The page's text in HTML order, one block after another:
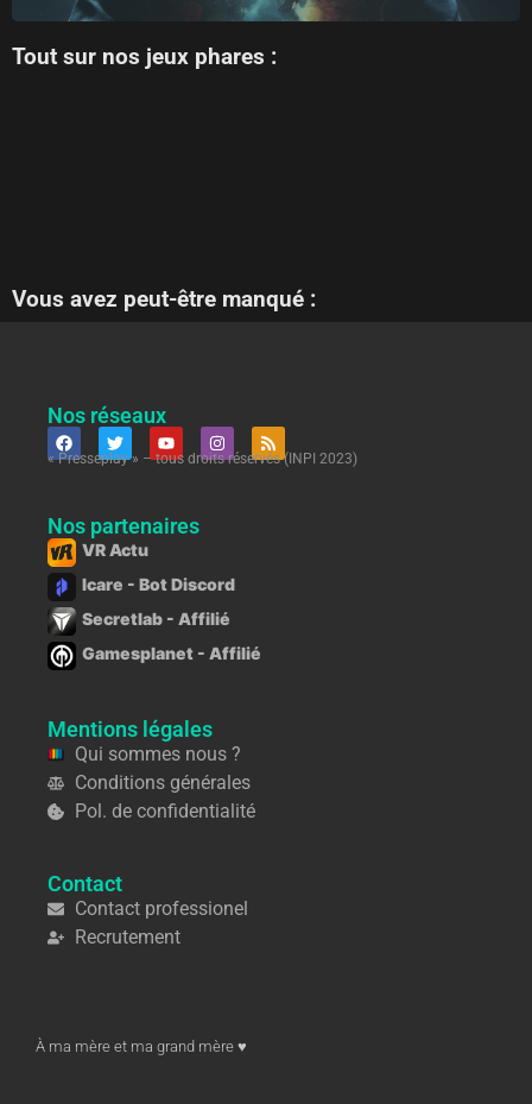
Tout sur nos jeux phares :
Vous avez peut-être manqué :
Nos réseaux
« Presseplay » – tous droits réservés (INPI 2023)
Nos partenaires
VR Actu
Icare - Bot Discord
Secretlab - Affilié
Gamesplanet - Affilié
Mentions légales
Qui sommes nous ?
Conditions générales
Pol. de confidentialité
Contact
Contact professionel
Recrutement
À ma mère et ma grand mère ♥︎